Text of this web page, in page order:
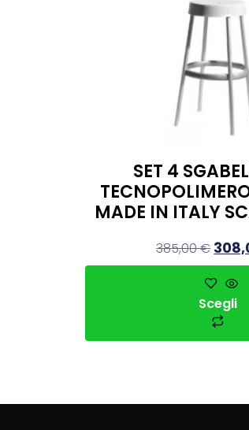
SET 4
MADE IN ITALY
385,00€
Scegli